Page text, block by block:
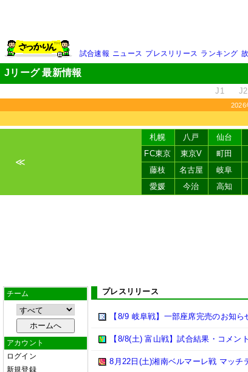
試合速報 ニュース プレスリリース ランキング
Jリーグ 最新情報
J1 J2
2026
≪
札幌 八戸 仙台
FC東京
東京V 町田
藤枝
名古屋 岐阜
愛媛
今治 高知
チーム
アカウント
ログイン
新規登録
プレスリリース
【8/9 岐阜戦】一部座席完売のお知ら
【8/8(土) 富山戦】試合結果・コメント
8月22日(土)湘南ベルマーレ戦 マッチ